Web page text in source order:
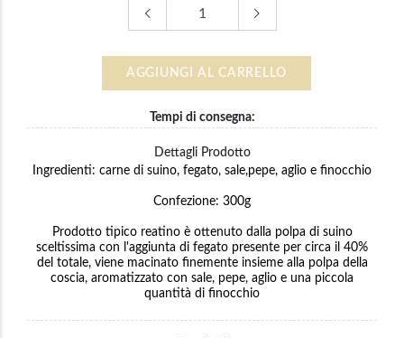
AGGIUNGI AL CARRELLO
Tempi di consegna:
Dettagli Prodotto
Ingredienti: carne di suino, fegato, sale,pepe, aglio e finocchio
Confezione: 300g
Prodotto tipico reatino è ottenuto dalla polpa di suino
sceltissima con l'aggiunta di fegato presente per circa il 40%
del totale, viene macinato finemente insieme alla polpa della
coscia, aromatizzato con sale, pepe, aglio e una piccola
quantità di finocchio